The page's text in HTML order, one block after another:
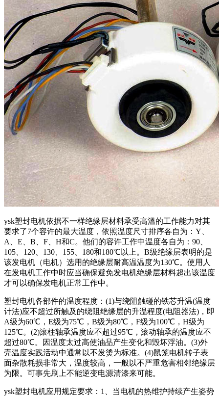
ysk塑封电机依据不一样绝缘层材料承受高溫的工作能力对其
要求了7个容许的最大温度，依照温度尺寸排序各自为：Y、
A、E、B、F、H和C。他们的容许工作中温度各自为：90、
105、120、130、155、180和180℃以上。B级绝缘层表明的是
该发电机（电机）选用的绝缘层耐高温温度为130℃。使用人
在发电机工作中时应当确保避免发电机绝缘层材料超出该温度
才可以确保发电机正常工作中。
塑封电机各部件的温度程度：(1)与绕阻触碰的铁芯升温(温度
计法)应不超过所触及的绕阻绝缘层的升温程度(电阻器法)，即
A级为60℃，E级为75℃，B级为80℃，F级为100℃，H级为
125℃。(2)滚柱轴承温度应不超过95℃，滚动轴承的温度应不
超过80℃。因温度太过高使油品产生变化和毁坏浮油。(3)外
壳温度实践活动中通常以不发烫为标准。(4)鼠笼电机转子表
面杂散耗损非常大，温度较高，一般以不严重危害相邻绝缘层
为限。可事先刷上不能逆变电源清漆来可能。
ysk塑封电机应用规定要求：1、当电机的热维护持续产生姿势